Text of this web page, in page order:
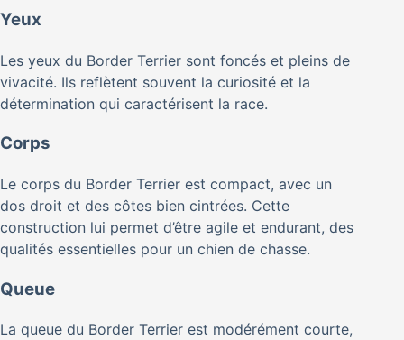
Yeux
Les yeux du Border Terrier sont foncés et pleins de
vivacité. Ils reflètent souvent la curiosité et la
détermination qui caractérisent la race.
Corps
Le corps du Border Terrier est compact, avec un
dos droit et des côtes bien cintrées. Cette
construction lui permet d’être agile et endurant, des
qualités essentielles pour un chien de chasse.
Queue
La queue du Border Terrier est modérément courte,